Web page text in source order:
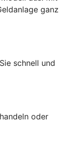
ganz
schnell und
oder